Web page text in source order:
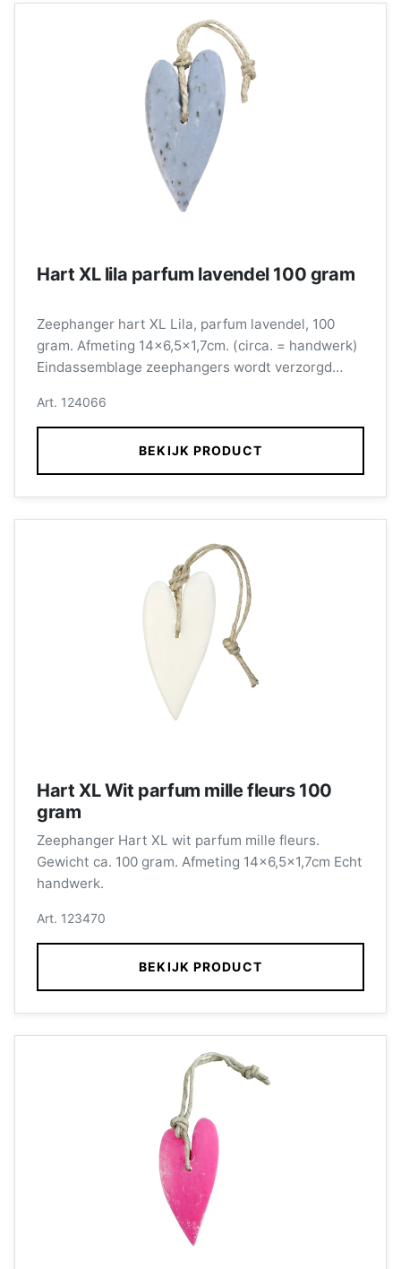
Hart XL lila parfum lavendel 100 gram
Zeephanger hart XL Lila, parfum lavendel, 100
gram. Afmeting 14x6,5x1,7cm. (circa. = handwerk)
Eindassemblage zeephangers wordt verzorgd
arbeidsmarkt.
Art. 124066
BEKIJK PRODUCT
Hart XL Wit parfum mille fleurs 100
gram
Zeephanger Hart XL wit parfum mille fleurs.
Gewicht ca. 100 gram. Afmeting 14x6,5x1,7cm Echt
handwerk.
Art. 123470
BEKIJK PRODUCT